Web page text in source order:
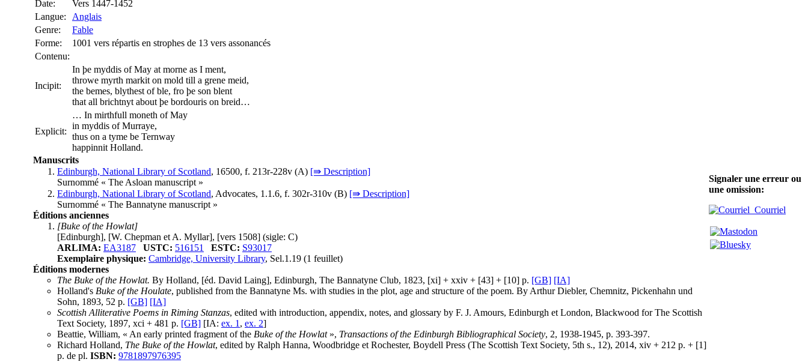
Date:
Vers 1447-1452
Langue:
Anglais
Genre:
Fable
Forme:
1001 vers répartis en strophes de 13 vers assonancés
Contenu:
Incipit:
In þe myddis of May at morne as I ment,
throwe myrth markit on mold till a grene meid,
the bemes, blythest of ble, fro þe son blent
that all brichtnyt about þe bordouris on breid…
Explicit:
… In mirthfull moneth of May
in myddis of Murraye,
thus on a tyme be Ternway
happinnit Holland.
Manuscrits
Edinburgh, National Library of Scotland, 16500, f. 213r-228v (A) [⇛ Description]
Surnommé « The Asloan manuscript »
Edinburgh, National Library of Scotland, Advocates, 1.1.6, f. 302r-310v (B) [⇛ Description]
Surnommé « The Bannatyne manuscript »
Éditions anciennes
[Buke of the Howlat]
[Edinburgh], [W. Chepman et A. Myllar], [vers 1508] (sigle: C)
ARLIMA: EA3187 USTC: 516151 ESTC: S93017
Exemplaire physique: Cambridge, University Library, Sel.1.19 (1 feuillet)
Éditions modernes
The Buke of the Howlat. By Holland, [éd. David Laing], Edinburgh, The Bannatyne Club, 1823, [xi] + xxiv + [43] + [10] p. [GB] [IA]
Holland's Buke of the Houlate, published from the Bannatyne Ms. with studies in the plot, age and structure of the poem. By Arthur Diebler, Chemnitz, Pickenhahn und
Sohn, 1893, 52 p. [GB] [IA]
Scottish Alliterative Poems in Riming Stanzas, edited with introduction, appendix, notes, and glossary by F. J. Amours, Edinburgh et London, Blackwood for The Scottish
Text Society, 1897, xci + 481 p. [GB] [IA: ex. 1 , ex. 2]
Beattie, William, « An early printed fragment of the Buke of the Howlat», Transactions of the Edinburgh Bibliographical Society, 2, 1938-1945, p. 393-397.
Richard Holland, The Buke of the Howlat, edited by Ralph Hanna, Woodbridge et Rochester, Boydell Press (The Scottish Text Society, 5th s., 12), 2014, xiv + 212 p. + [1]
p. de pl. ISBN: 9781897976395
Signaler une erreur ou
une omission:
Courriel